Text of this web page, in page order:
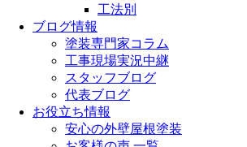
工法別
ブログ情報
塗装専門家コラム
工事現場実況中継
スタッフブログ
代表ブログ
お役立ち情報
安心の外壁屋根塗装